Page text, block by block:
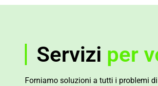
Servizi per
Forniamo soluzioni a tutti i problemi